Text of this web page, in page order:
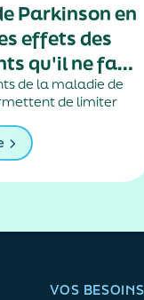
Parkinson en
effets des
qu'il ne faut
passer
de la maladie de
de limiter
musculaire.
aussi entraîner des
VOS BESOINS